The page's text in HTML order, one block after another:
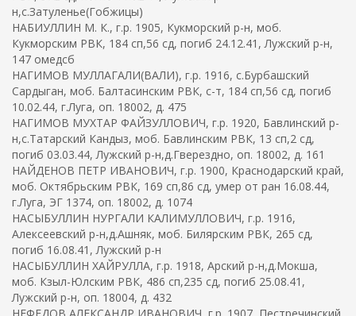
н,с.Затуленье(Гобжицы)
НАБИУЛЛИН М. К., г.р. 1905, Кукморский р-н, моб.
Кукморским РВК, 184 сп,56 сд, погиб 24.12.41, Лужский р-н,
147 омедсб
НАГИМОВ МУЛЛАГАЛИ(ВАЛИ), г.р. 1916, с.Бурбашский
Сардыган, моб. Балтасинским РВК, с-т, 184 сп,56 сд, погиб
10.02.44, г.Луга, оп. 18002, д. 475
НАГИМОВ МУХТАР ФАЙЗУЛЛОВИЧ, г.р. 1920, Бавлинский р-
н,с.Татарский Кандыз, моб. Бавлинским РВК, 13 сп,2 сд,
погиб 03.03.44, Лужский р-н,д.Гверездно, оп. 18002, д. 161
НАЙДЕНОВ ПЕТР ИВАНОВИЧ, г.р. 1900, Краснодарский край,
моб. Октябрьским РВК, 169 сп,86 сд, умер от ран 16.08.44,
г.Луга, ЭГ 1374, оп. 18002, д. 1074
НАСЫБУЛЛИН НУРГАЛИ КАЛИМУЛЛОВИЧ, г.р. 1916,
Алексеевский р-н,д.Ашняк, моб. Билярским РВК, 265 сд,
погиб 16.08.41, Лужский р-н
НАСЫБУЛЛИН ХАЙРУЛЛА, г.р. 1918, Арский р-н,д.Мокша,
моб. Кзыл-Юлским РВК, 486 сп,235 сд, погиб 25.08.41,
Лужский р-н, оп. 18004, д. 432